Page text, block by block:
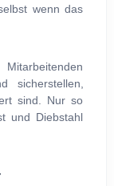
wenn das
sicherstellen,
sind. Nur so
und Diebstahl